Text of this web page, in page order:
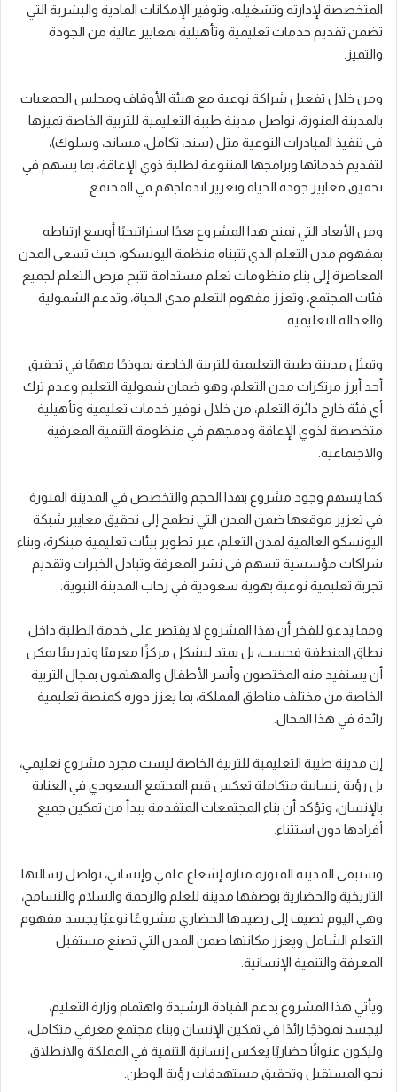
المتخصصة لإدارته وتشغيله، وتوفير الإمكانات المادية والبشرية التي
تضمن تقديم خدمات تعليمية وتأهيلية بمعايير عالية من الجودة
والتميز.
ومن خلال تفعيل شراكة نوعية مع هيئة الأوقاف ومجلس الجمعيات
بالمدينة المنورة، تواصل مدينة طيبة التعليمية للتربية الخاصة تميزها
في تنفيذ المبادرات النوعية مثل (سند، تكامل، مساند، وسلوك)،
لتقديم خدماتها وبرامجها المتنوعة لطلبة ذوي الإعاقة، بما يسهم في
تحقيق معايير جودة الحياة وتعزيز اندماجهم في المجتمع.
ومن الأبعاد التي تمنح هذا المشروع بعدًا استراتيجيًا أوسع ارتباطه
بمفهوم مدن التعلم الذي تتبناه منظمة اليونسكو، حيث تسعى المدن
المعاصرة إلى بناء منظومات تعلم مستدامة تتيح فرص التعلم لجميع
فئات المجتمع، وتعزز مفهوم التعلم مدى الحياة، وتدعم الشمولية
والعدالة التعليمية.
وتمثل مدينة طيبة التعليمية للتربية الخاصة نموذجًا مهمًا في تحقيق
أحد أبرز مرتكزات مدن التعلم، وهو ضمان شمولية التعليم وعدم ترك
أي فئة خارج دائرة التعلم، من خلال توفير خدمات تعليمية وتأهيلية
متخصصة لذوي الإعاقة ودمجهم في منظومة التنمية المعرفية
والاجتماعية.
كما يسهم وجود مشروع بهذا الحجم والتخصص في المدينة المنورة
في تعزيز موقعها ضمن المدن التي تطمح إلى تحقيق معايير شبكة
اليونسكو العالمية لمدن التعلم، عبر تطوير بيئات تعليمية مبتكرة، وبناء
شراكات مؤسسية تسهم في نشر المعرفة وتبادل الخبرات وتقديم
تجربة تعليمية نوعية بهوية سعودية في رحاب المدينة النبوية.
ومما يدعو للفخر أن هذا المشروع لا يقتصر على خدمة الطلبة داخل
نطاق المنطقة فحسب، بل يمتد ليشكل مركزًا معرفيًا وتدريبيًا يمكن
أن يستفيد منه المختصون وأسر الأطفال والمهتمون بمجال التربية
الخاصة من مختلف مناطق المملكة، بما يعزز دوره كمنصة تعليمية
رائدة في هذا المجال.
إن مدينة طيبة التعليمية للتربية الخاصة ليست مجرد مشروع تعليمي،
بل رؤية إنسانية متكاملة تعكس قيم المجتمع السعودي في العناية
بالإنسان، وتؤكد أن بناء المجتمعات المتقدمة يبدأ من تمكين جميع
أفرادها دون استثناء.
وستبقى المدينة المنورة منارة إشعاع علمي وإنساني، تواصل رسالتها
التاريخية والحضارية بوصفها مدينة للعلم والرحمة والسلام والتسامح،
وهي اليوم تضيف إلى رصيدها الحضاري مشروعًا نوعيًا يجسد مفهوم
التعلم الشامل ويعزز مكانتها ضمن المدن التي تصنع مستقبل
المعرفة والتنمية الإنسانية.
ويأتي هذا المشروع بدعم القيادة الرشيدة واهتمام وزارة التعليم،
ليجسد نموذجًا رائدًا في تمكين الإنسان وبناء مجتمع معرفي متكامل،
وليكون عنوانًا حضاريًا يعكس إنسانية التنمية في المملكة والانطلاق
نحو المستقبل وتحقيق مستهدفات رؤية الوطن.